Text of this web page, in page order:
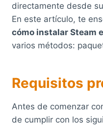
directamente desde
En este artículo, te
cómo instalar Steam
varios métodos:
Requisitos
Antes de comenzar
de cumplir con los